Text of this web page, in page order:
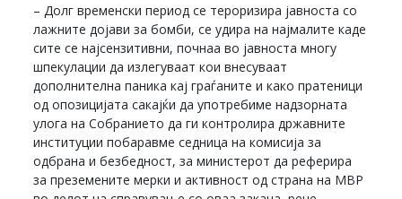
– Долг временски период се тероризира јавноста со
лажните дојави за бомби, се удира на најмалите каде
сите се најсензитивни, почнаа во јавноста многу
шпекулации да излегуваат кои внесуваат
дополнителна паника кај граѓаните и како пратеници
од опозицијата сакајќи да употребиме надзорната
улога на Собранието да ги контролира државните
институции побаравме седница на комисија за
одбрана и безбедност, за министерот да реферира
за преземените мерки и активност од страна на МВР